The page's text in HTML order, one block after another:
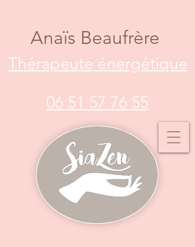
Anaïs Beaufrère
Thérapeute énergétique
06 51 57 76 55